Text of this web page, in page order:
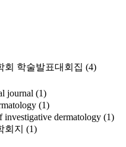
회 학술발표대회집 (4)
journal (1)
(1)
investigative dermatology (1)
회지 (1)